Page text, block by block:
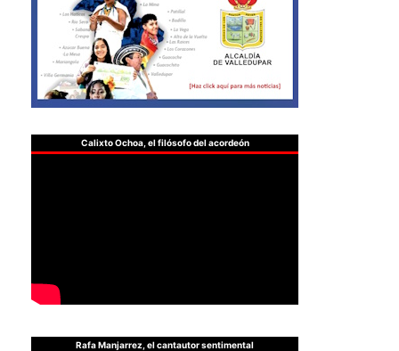
Calixto Ochoa, el filósofo del acordeón
Rafa Manjarrez, el cantautor sentimental